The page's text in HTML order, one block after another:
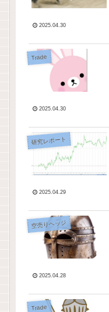
2025.04.30
Trade
2025.04.30
研究レポート
2025.04.29
空売りヘッジ
2025.04.28
Trade